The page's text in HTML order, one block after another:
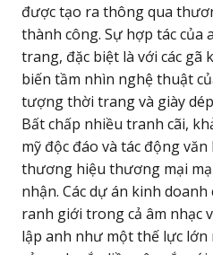
được tạo ra thông qua
thành công. Sự hợp tác
trang, đặc biệt là với các gã
biến tầm nhìn nghệ thuật
tượng thời trang và giày
Bất chấp nhiều tranh cãi,
mỹ độc đáo và tác động văn
thương hiệu thương mại
nhận. Các dự án kinh
ranh giới trong cả âm nhạc
lập anh như một thế lực